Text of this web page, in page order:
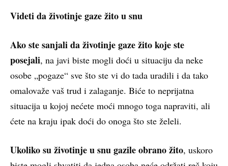
Videti da životinje gaze žito u snu
Ako ste sanjali da životinje gaze žito koje ste
posejali, na javi biste mogli doći u situaciju da neke
osobe „pogaze“ sve što ste vi do tada uradili i da tako
omalovaže vaš trud i zalaganje. Biće to neprijatna
situacija u kojoj nećete moći mnogo toga napraviti, ali
ćete na kraju ipak doći do onoga što ste želeli.
Ukoliko su životinje u snu gazile obrano žito, uskoro